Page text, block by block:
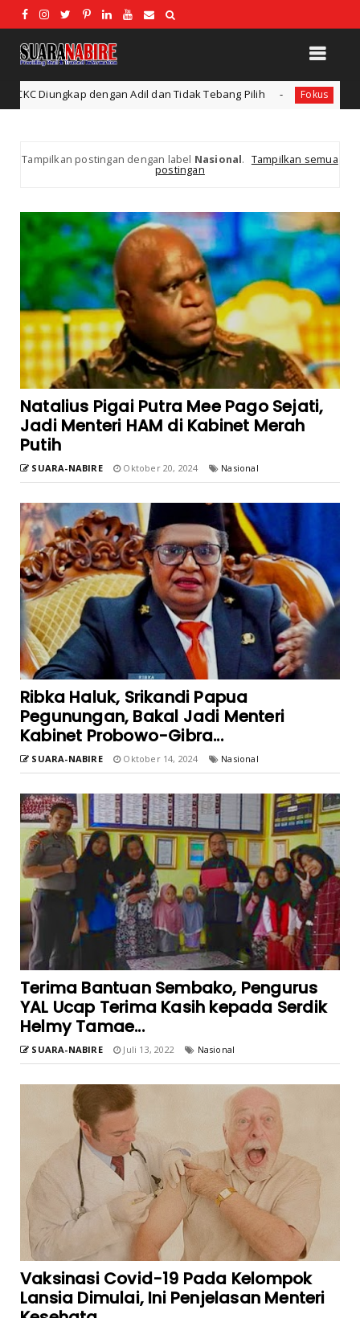
Tebang Pilih Fokus Ideologi Pendidikan: Konsep dan
Tampilkan postingan dengan label Nasional. Tampilkan semua
postingan
Natalius Pigai Putra Mee Pago Sejati,
Jadi Menteri HAM di Kabinet Merah
Putih
SUARA-NABIRE Oktober 20, 2024 Nasional
Ribka Haluk, Srikandi Papua
Pegunungan, Bakal Jadi Menteri
Kabinet Probowo-Gibra...
SUARA-NABIRE Oktober 14, 2024 Nasional
Terima Bantuan Sembako, Pengurus
YAL Ucap Terima Kasih kepada Serdik
Helmy Tamae...
SUARA-NABIRE Juli 13, 2022 Nasional
Vaksinasi Covid-19 Pada Kelompok
Lansia Dimulai, Ini Penjelasan Menteri